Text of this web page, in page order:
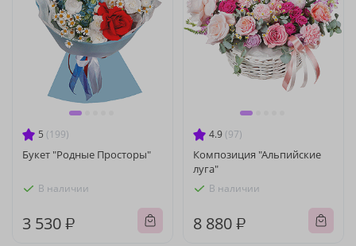
5 (199)
Букет "Родные Просторы"
В наличии
3 530 ₽
4.9 (97)
Композиция "Альпийские
луга"
В наличии
8 880 ₽